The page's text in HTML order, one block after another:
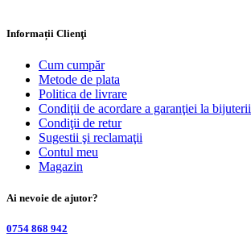
Informații Clienţi
Cum cumpăr
Metode de plata
Politica de livrare
Condiţii de acordare a garanţiei la bijuterii
Condiţii de retur
Sugestii şi reclamaţii
Contul meu
Magazin
Ai nevoie de ajutor?
0754 868 942